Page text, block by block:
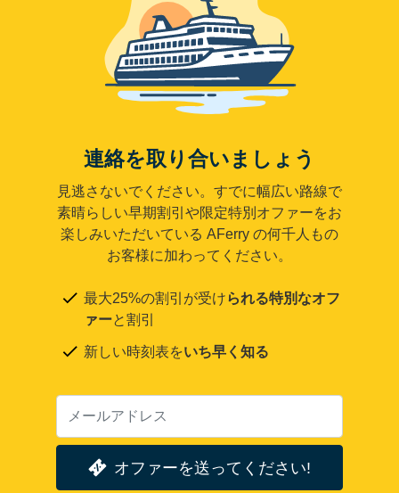
連絡を取り合いましょう
見逃さないでください。すでに幅広い路線で
素晴らしい早期割引や限定特別オファーをお
楽しみいただいている AFerry の何千人もの
お客様に加わってください。
最大25%の割引が受けられる特別なオフ
ァーと割引
新しい時刻表をいち早く知る
オファーを送ってください!